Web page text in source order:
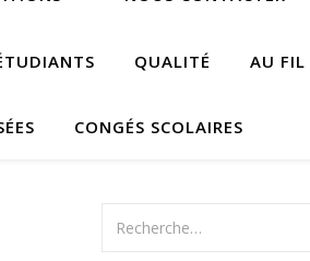
QUALITÉ AU FIL
CONGÉS SCOLAIRES